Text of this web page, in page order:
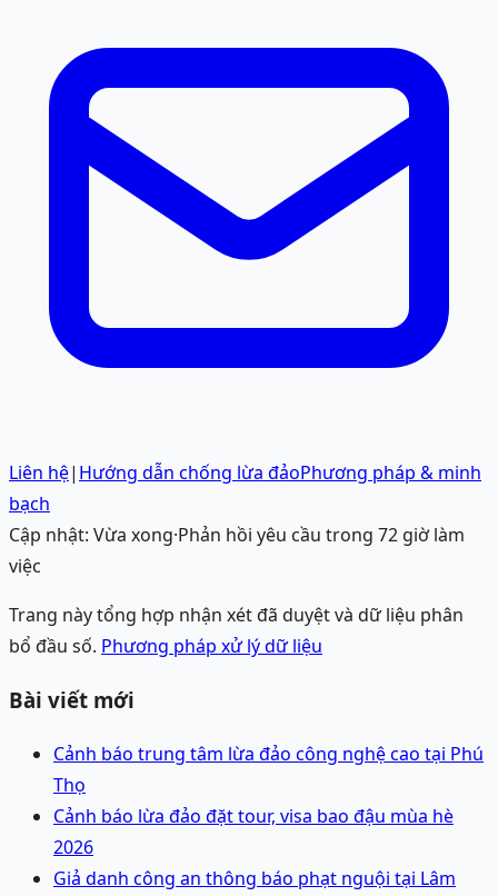
Liên hệ| Hướng dẫn chống lừa đảoPhương pháp & minh
bạch
Cập nhật: Vừa xong·Phản hồi yêu cầu trong 72 giờ làm
việc
Trang này tổng hợp nhận xét đã duyệt và dữ liệu phân
bổ đầu số. Phương pháp xử lý dữ liệu
Bài viết mới
Cảnh báo trung tâm lừa đảo công nghệ cao tại Phú
Thọ
Cảnh báo lừa đảo đặt tour, visa bao đậu mùa hè
2026
Giả danh công an thông báo phạt nguội tại Lâm